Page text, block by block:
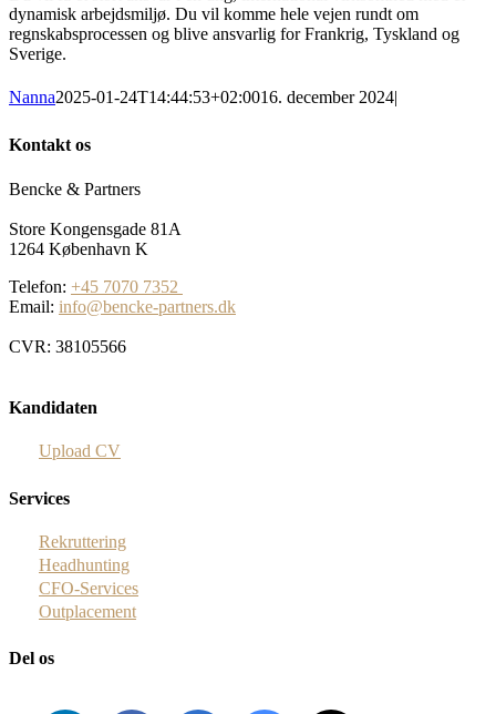
dynamisk arbejdsmiljø. Du vil komme hele vejen rundt om
regnskabsprocessen og blive ansvarlig for Frankrig, Tyskland og
Sverige.
Nanna2025-01-24T14:44:53+02:0016. december 2024|
Kontakt os
Bencke & Partners
Store Kongensgade 81A
1264 København K
Telefon: +45 7070 7352
Email: info@bencke-partners.dk
CVR: 38105566
Kandidaten
Upload CV
Services
Rekruttering
Headhunting
CFO-Services
Outplacement
Del os